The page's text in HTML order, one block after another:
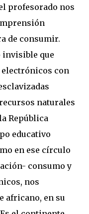
profesorado nos
de consumir.
invisible que
con
naturales
República
educativo
en ese círculo
consumo y
nos
africano, en su